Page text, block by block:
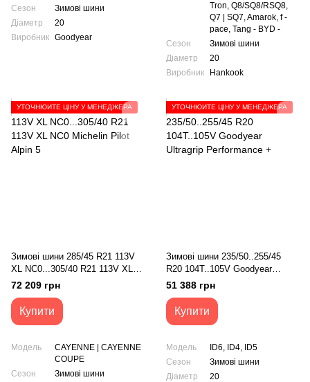
Сезон
Зимові шини
Діаметр
20
Виробник Goodyear
Tron, Q8/SQ8/RSQ8,
Q7 | SQ7, Amarok, f -
pace, Tang - BYD -
Сезон
Зимові шини
Діаметр
20
Виробник
Hankook
УТОЧНЮЙТЕ ЦІНУ У МЕНЕДЖЕРА
Зимові шини 285/45 R21 113V
XL NC0...305/40 R21 113V XL
NC0 Michelin Pilot Alpin 5
72 209 грн
Купити
Модель
CAYENNE | CAYENNE
COUPE
Сезон
Зимові шини
УТОЧНЮЙТЕ ЦІНУ У МЕНЕДЖЕРА
Зимові шини 235/50..255/45
R20 104T..105V Goodyear
Ultragrip Performance +
51 388 грн
Купити
Модель
ID6, ID4, ID5
Сезон
Зимові шини
Діаметр
20